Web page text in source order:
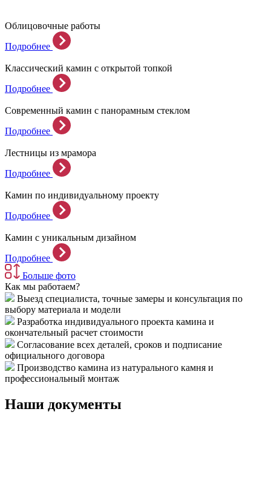
Облицовочные работы
Подробнее
Классический камин с открытой топкой
Подробнее
Современный камин с панорамным стеклом
Подробнее
Лестницы из мрамора
Подробнее
Камин по индивидуальному проекту
Подробнее
Камин с уникальным дизайном
Подробнее
Больше фото
Как мы работаем?
Выезд специалиста, точные замеры и консультация по
выбору материала и модели
Разработка индивидуального проекта камина и
окончательный расчет стоимости
Согласование всех деталей, сроков и подписание
официального договора
Производство камина из натурального камня и
профессиональный монтаж
Наши документы